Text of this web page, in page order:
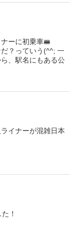
ーに初乗車🚝
だ？っていう(^^; 一
、駅名にもある公
イナーが混雑日本
！